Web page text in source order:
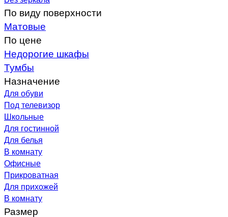
По виду поверхности
Матовые
По цене
Недорогие шкафы
Тумбы
Назначение
Для обуви
Под телевизор
Школьные
Для гостинной
Для белья
В комнату
Офисные
Прикроватная
Для прихожей
В комнату
Размер